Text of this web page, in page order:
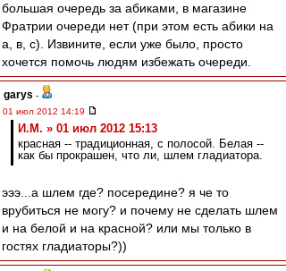
большая очередь за абиками, в магазине
Фратрии очереди нет (при этом есть абики на
а, в, с). Извините, если уже было, просто
хочется помочь людям избежать очереди.
garys -
01 июл 2012 14:19
И.М. » 01 июл 2012 15:13
красная -- традиционная, с полосой. Белая --
как бы прокрашен, что ли, шлем гладиатора.
эээ...а шлем где? посередине? я че то
врубиться не могу? и почему не сделать шлем
и на белой и на красной? или мы только в
гостях гладиаторы?))